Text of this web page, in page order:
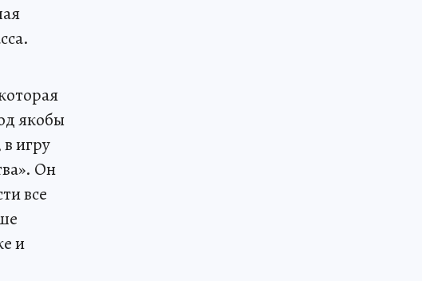
якобы
игру
Он
все
и